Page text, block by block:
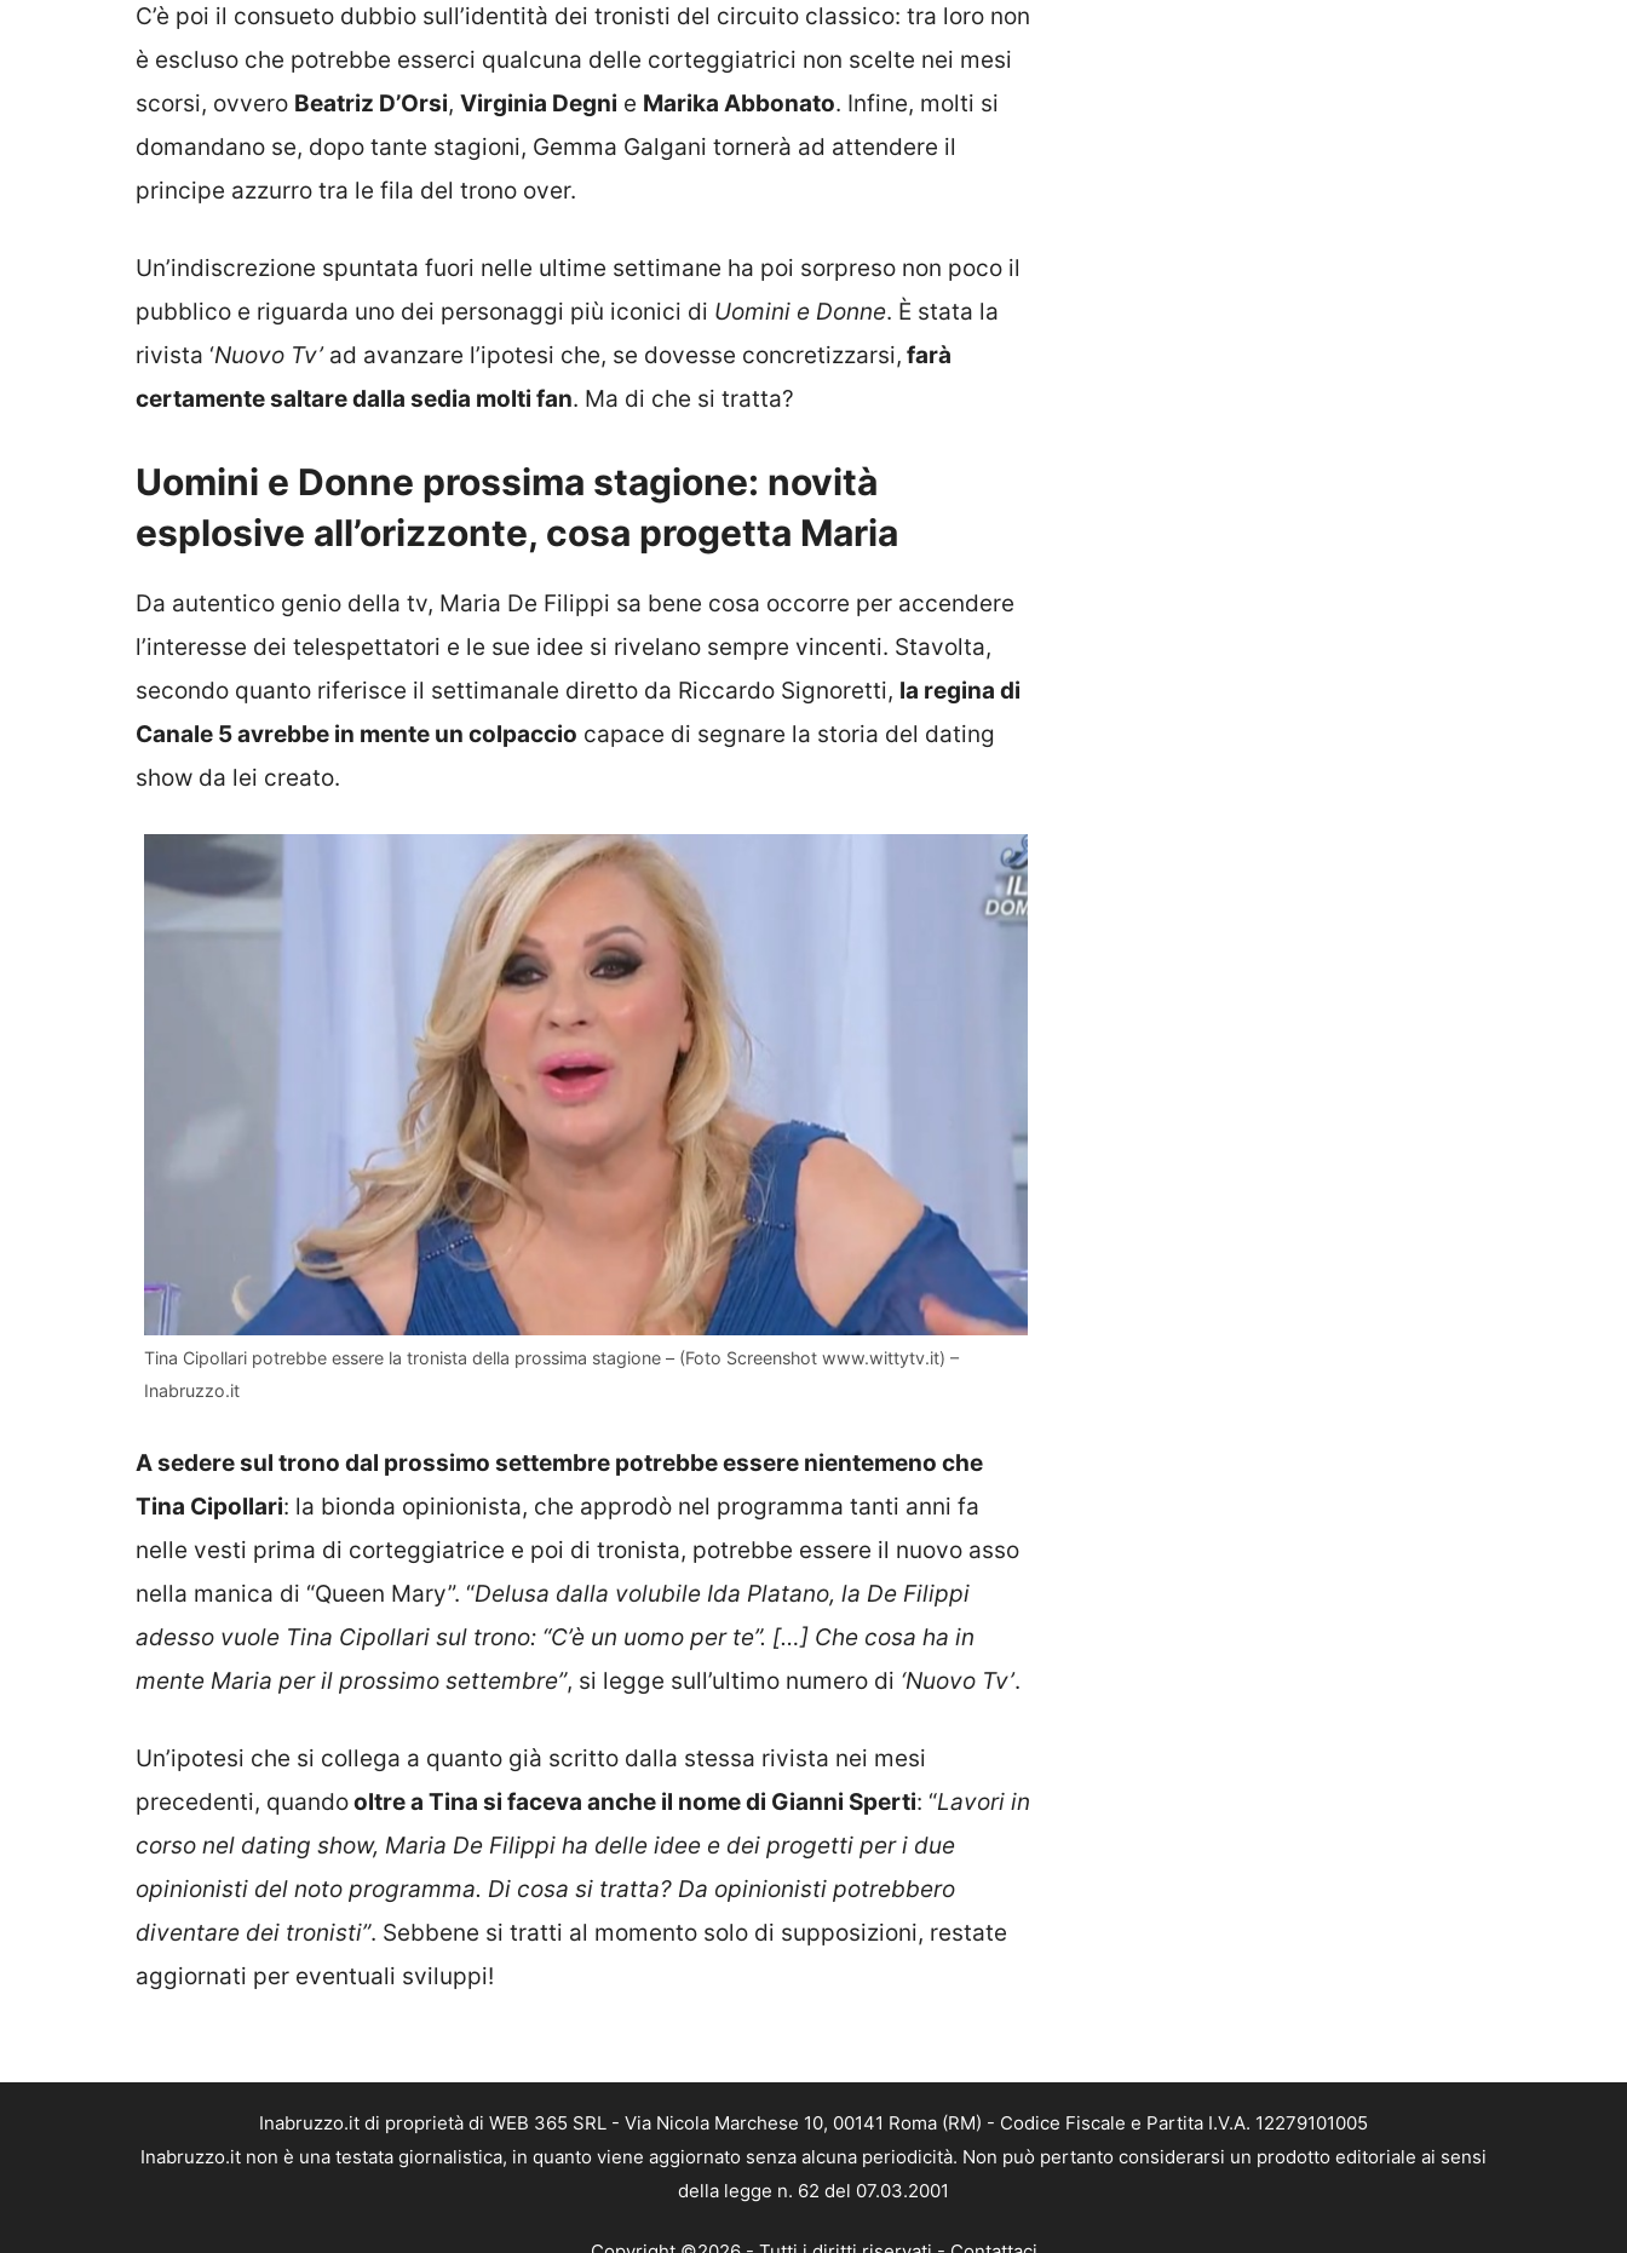
C’è poi il consueto dubbio sull’identità dei tronisti del circuito classico: tra loro non
è escluso che potrebbe esserci qualcuna delle corteggiatrici non scelte nei mesi
scorsi, ovvero Beatriz D’Orsi, Virginia Degni e Marika Abbonato. Infine, molti si
domandano se, dopo tante stagioni, Gemma Galgani tornerà ad attendere il
principe azzurro tra le fila del trono over.
Un’indiscrezione spuntata fuori nelle ultime settimane ha poi sorpreso non poco il
pubblico e riguarda uno dei personaggi più iconici di Uomini e Donne. È stata la
rivista ‘Nuovo Tv’ad avanzare l’ipotesi che, se dovesse concretizzarsi, farà
certamente saltare dalla sedia molti fan. Ma di che si tratta?
Uomini e Donne prossima stagione: novità
esplosive all’orizzonte, cosa progetta Maria
Da autentico genio della tv, Maria De Filippi sa bene cosa occorre per accendere
l’interesse dei telespettatori e le sue idee si rivelano sempre vincenti. Stavolta,
secondo quanto riferisce il settimanale diretto da Riccardo Signoretti, la regina di
Canale 5 avrebbe in mente un colpaccio capace di segnare la storia del dating
show da lei creato.
Tina Cipollari potrebbe essere la tronista della prossima stagione – (Foto Screenshot www.wittytv.it) –
Inabruzzo.it
A sedere sul trono dal prossimo settembre potrebbe essere nientemeno che
Tina Cipollari: la bionda opinionista, che approdò nel programma tanti anni fa
nelle vesti prima di corteggiatrice e poi di tronista, potrebbe essere il nuovo asso
nella manica di “Queen Mary”. “Delusa dalla volubile Ida Platano, la De Filippi
adesso vuole Tina Cipollari sul trono: “C’è un uomo per te”. […] Che cosa ha in
mente Maria per il prossimo settembre”, si legge sull’ultimo numero di ‘Nuovo Tv’.
Un’ipotesi che si collega a quanto già scritto dalla stessa rivista nei mesi
precedenti, quandooltre a Tina si faceva anche il nome di Gianni Sperti: “Lavori in
corso nel dating show, Maria De Filippi ha delle idee e dei progetti per i due
opinionisti del noto programma. Di cosa si tratta? Da opinionisti potrebbero
diventare dei tronisti”. Sebbene si tratti al momento solo di supposizioni, restate
aggiornati per eventuali sviluppi!
Inabruzzo.it di proprietà di WEB 365 SRL - Via Nicola Marchese 10, 00141 Roma (RM) - Codice Fiscale e Partita I.V.A. 12279101005
Inabruzzo.it non è una testata giornalistica, in quanto viene aggiornato senza alcuna periodicità. Non può pertanto considerarsi un prodotto editoriale ai sensi
della legge n. 62 del 07.03.2001